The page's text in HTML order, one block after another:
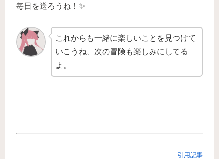
毎日を送ろうね！✨
これからも一緒に楽しいことを見つけて
いこうね、次の冒険も楽しみにしてる
よ。
引用記事